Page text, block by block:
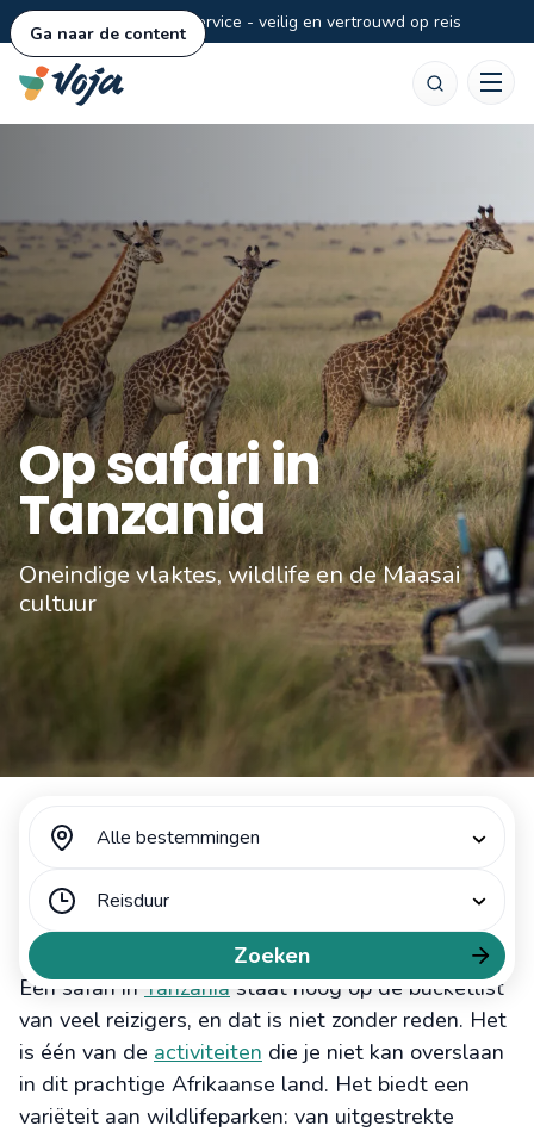
Ga naar de content
Persoonlijke service - veilig en vertrouwd op reis
Op safari in
Tanzania
Oneindige vlaktes, wildlife en de Maasai
cultuur
Alle bestemmingen
Reisduur
Zoeken
Een once-in-a-lifetime ervaring
Een safari inTanzaniastaat hoog op de bucketlist
van veel reizigers, en dat is niet zonder reden. Het
is één van de activiteiten die je niet kan overslaan
in dit prachtige Afrikaanse land. Het biedt een
variëteit aan wildlifeparken: van uitgestrekte
Zoeken